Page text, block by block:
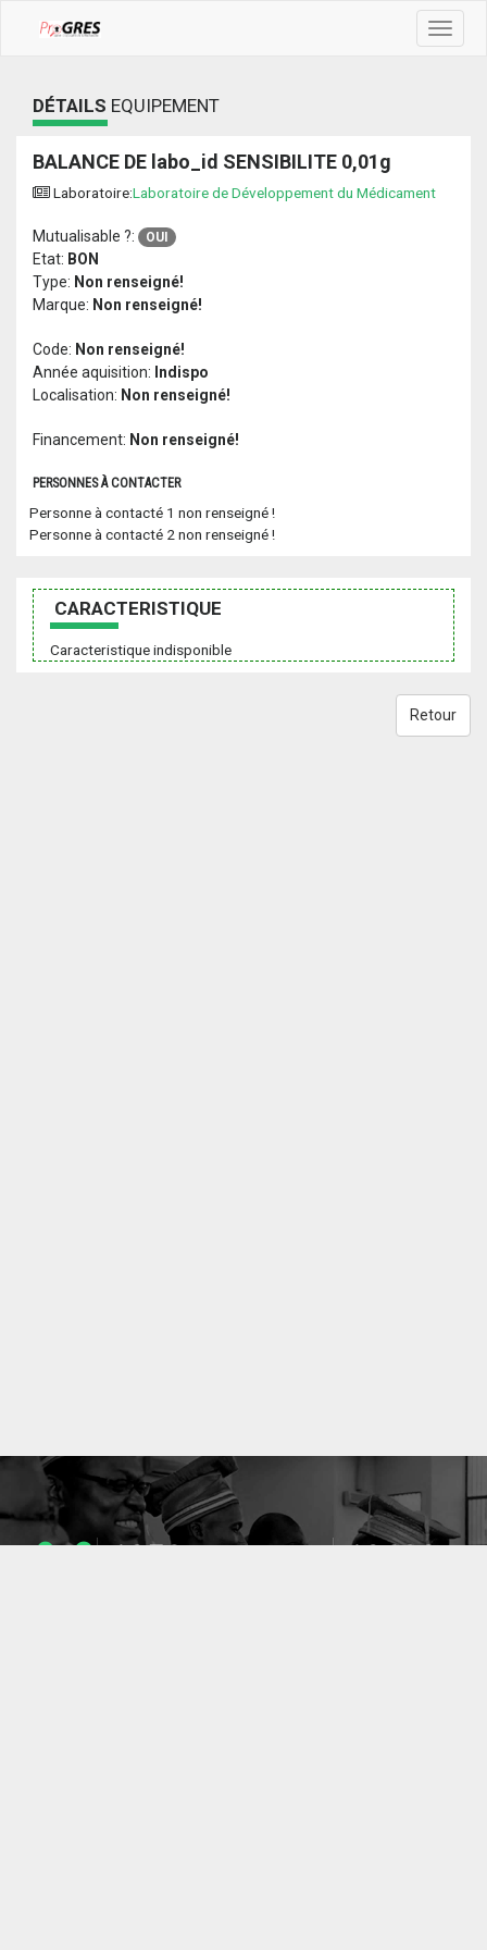
Toggle
DÉTAILS EQUIPEMENT
BALANCE DE labo_id SENSIBILITE 0,01g
Laboratoire:Laboratoire de Développement du Médicament
Mutualisable ?: OUI
Etat: BON
Type: Non renseigné!
Marque: Non renseigné!
Code: Non renseigné!
Année aquisition: Indispo
Localisation: Non renseigné!
Financement: Non renseigné!
PERSONNES À CONTACTER
Personne à contacté 1 non renseigné !
Personne à contacté 2 non renseigné !
CARACTERISTIQUE
Caracteristique indisponible
Retour
1053 10633